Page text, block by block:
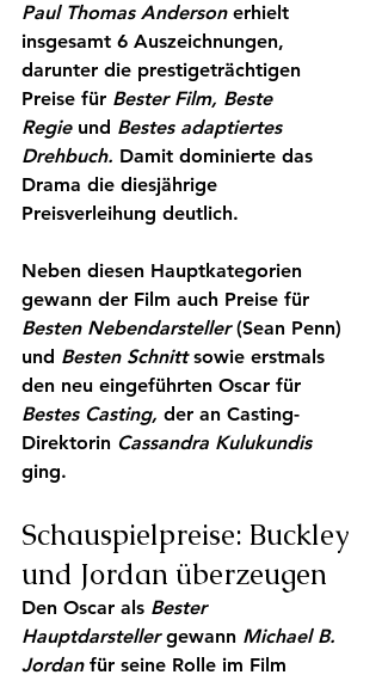
Paul Thomas Anderson erhielt
insgesamt 6 Auszeichnungen,
darunter die prestigeträchtigen
Preise für Bester Film, Beste
Regie und Bestes adaptiertes
Drehbuch. Damit dominierte das
Drama die diesjährige
Preisverleihung deutlich.
Neben diesen Hauptkategorien
gewann der Film auch Preise für
Besten Nebendarsteller (Sean Penn)
und Besten Schnitt sowie erstmals
den neu eingeführten Oscar für
Bestes Casting, der an Casting-
Direktorin Cassandra Kulukundis
ging.
Schauspielpreise: Buckley
und Jordan überzeugen
Den Oscar als Bester
Hauptdarsteller gewann Michael B.
Jordan für seine Rolle im Film